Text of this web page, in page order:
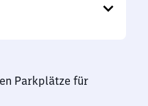
Parkplätze für